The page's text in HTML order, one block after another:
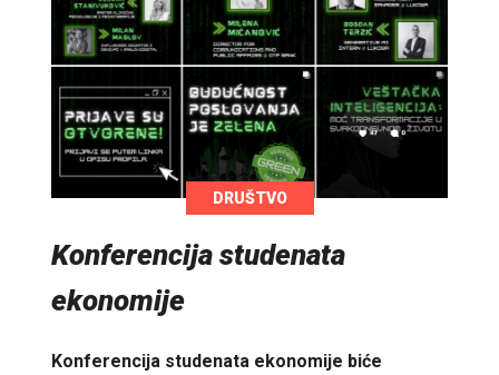
DRUŠTVO
Konferencija studenata
ekonomije
Konferencija studenata ekonomije biće